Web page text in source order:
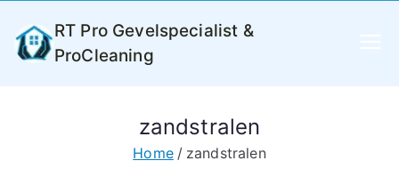
naar
RT Pro Gevelspecialist &
ProCleaning
zandstralen
Home zandstralen